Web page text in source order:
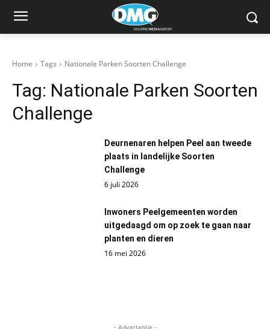
Home Tags Nationale Parken Soorten Challenge
Tag: Nationale Parken Soorten
Challenge
Deurnenaren helpen Peel aan tweede
plaats in landelijke Soorten
Challenge
6 juli 2026
Inwoners Peelgemeenten worden
uitgedaagd om op zoek te gaan naar
planten en dieren
16 mei 2026
- Advertentie -